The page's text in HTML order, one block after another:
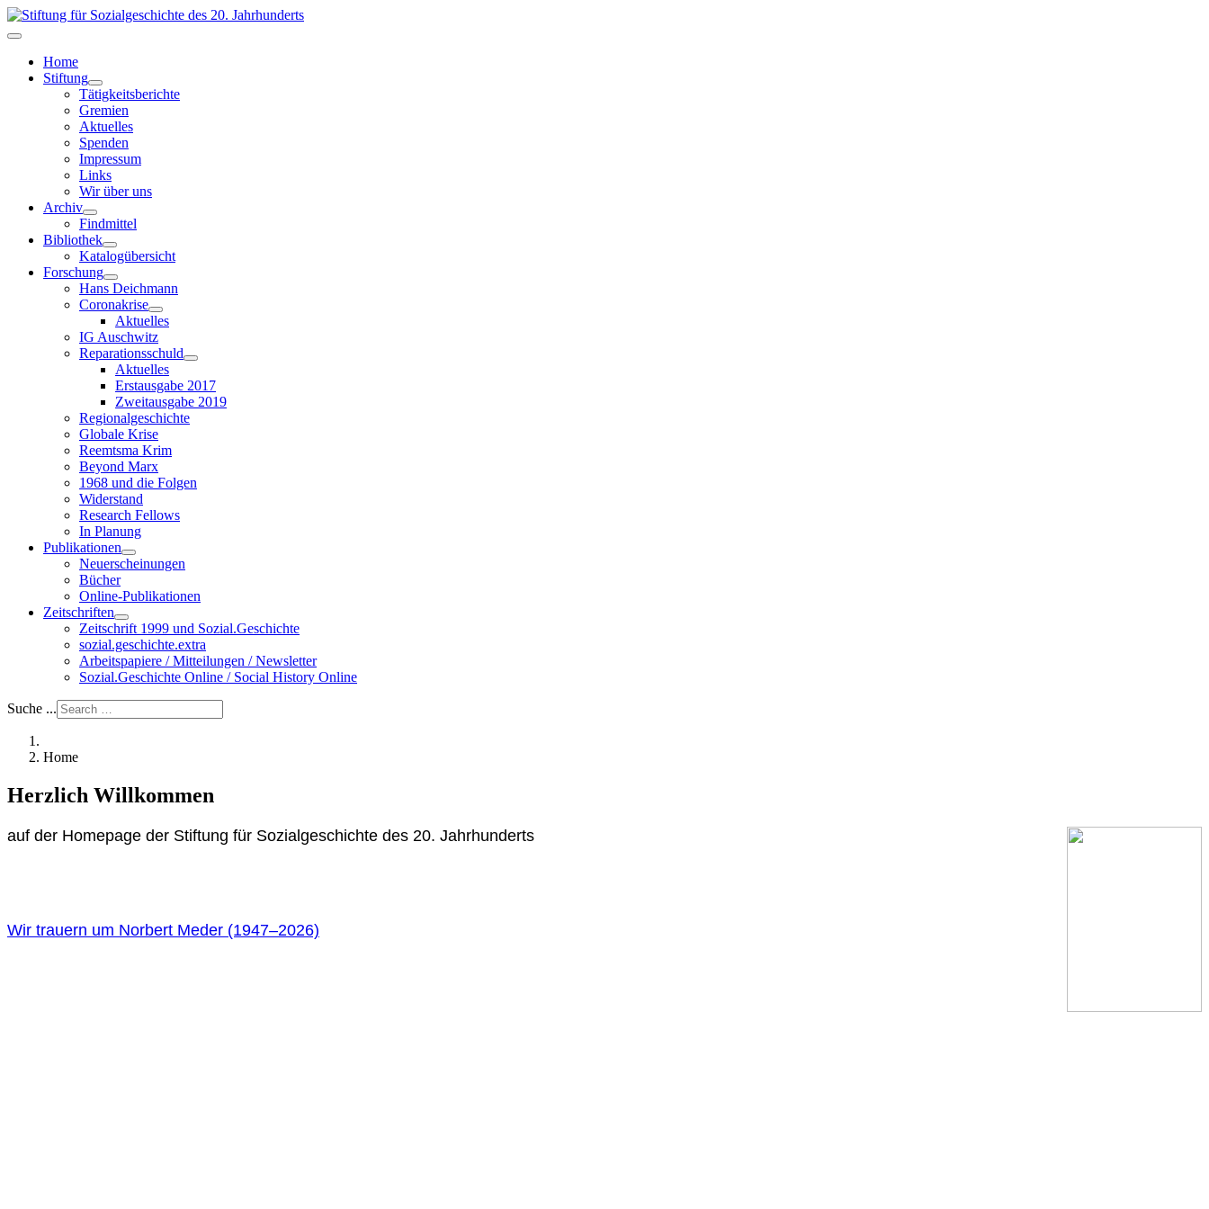
Home
Stiftung
Tätigkeitsberichte
Gremien
Aktuelles
Spenden
Impressum
Links
Wir über uns
Archiv
Findmittel
Bibliothek
Katalogübersicht
Forschung
Hans Deichmann
Coronakrise
Aktuelles
IG Auschwitz
Reparationsschuld
Aktuelles
Erstausgabe 2017
Zweitausgabe 2019
Regionalgeschichte
Globale Krise
Reemtsma Krim
Beyond Marx
1968 und die Folgen
Widerstand
Research Fellows
In Planung
Publikationen
Neuerscheinungen
Bücher
Online-Publikationen
Zeitschriften
Zeitschrift 1999 und Sozial.Geschichte
sozial.geschichte.extra
Arbeitspapiere / Mitteilungen / Newsletter
Sozial.Geschichte Online / Social History Online
Suche ...
Home
Herzlich Willkommen
auf der Homepage der Stiftung für Sozialgeschichte des 20. Jahrhunderts
Wir trauern um Norbert Meder (1947–2026)